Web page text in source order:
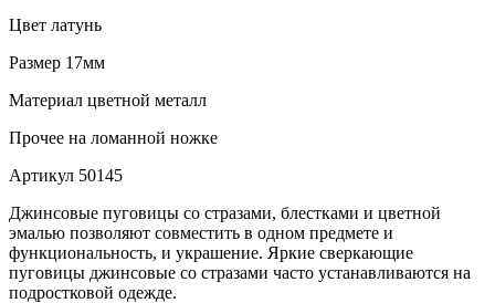
Цвет латунь
Размер 17мм
Материал цветной металл
Прочее на ломанной ножке
Артикул 50145
Джинсовые пуговицы со стразами, блестками и цветной
эмалью позволяют совместить в одном предмете и
функциональность, и украшение. Яркие сверкающие
пуговицы джинсовые со стразами часто устанавливаются на
подростковой одежде.